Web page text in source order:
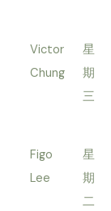
Victor
Chung
星
期
三
Figo
Lee
星
期
二